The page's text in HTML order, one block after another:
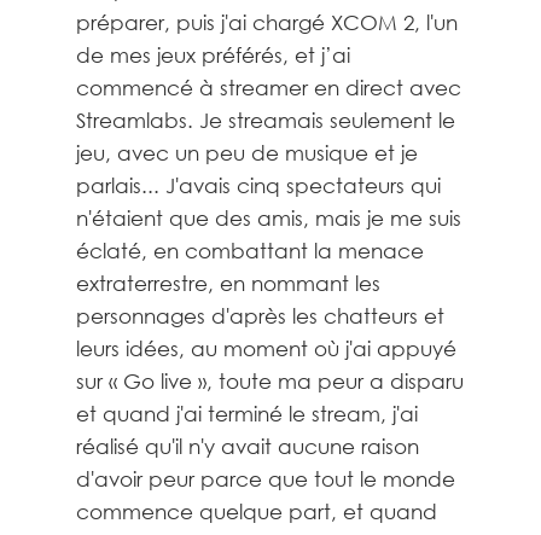
préparer, puis j'ai chargé XCOM 2, l'un
de mes jeux préférés, et j’ai
commencé à streamer en direct avec
Streamlabs. Je streamais seulement le
jeu, avec un peu de musique et je
parlais... J'avais cinq spectateurs qui
n'étaient que des amis, mais je me suis
éclaté, en combattant la menace
extraterrestre, en nommant les
personnages d'après les chatteurs et
leurs idées, au moment où j'ai appuyé
sur « Go live », toute ma peur a disparu
et quand j'ai terminé le stream, j'ai
réalisé qu'il n'y avait aucune raison
d'avoir peur parce que tout le monde
commence quelque part, et quand